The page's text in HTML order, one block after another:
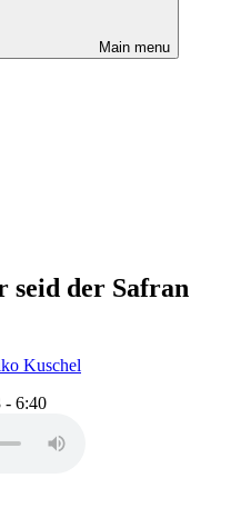
Main menu
seid der Safran
- 6:40